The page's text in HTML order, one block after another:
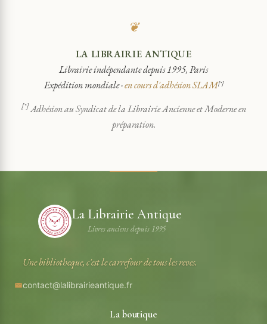
❦
LA LIBRAIRIE ANTIQUE
Librairie indépendante depuis 1995, Paris
Expédition mondiale ·en cours d'adhésion SLAM[*]
[*]Adhésion au Syndicat de la Librairie Ancienne et Moderne en
préparation.
La Librairie Antique
Livres anciens depuis 1995
Une bibliotheque, c'est le carrefour de tous les reves.
contact@lalibrairieantique.fr
La boutique